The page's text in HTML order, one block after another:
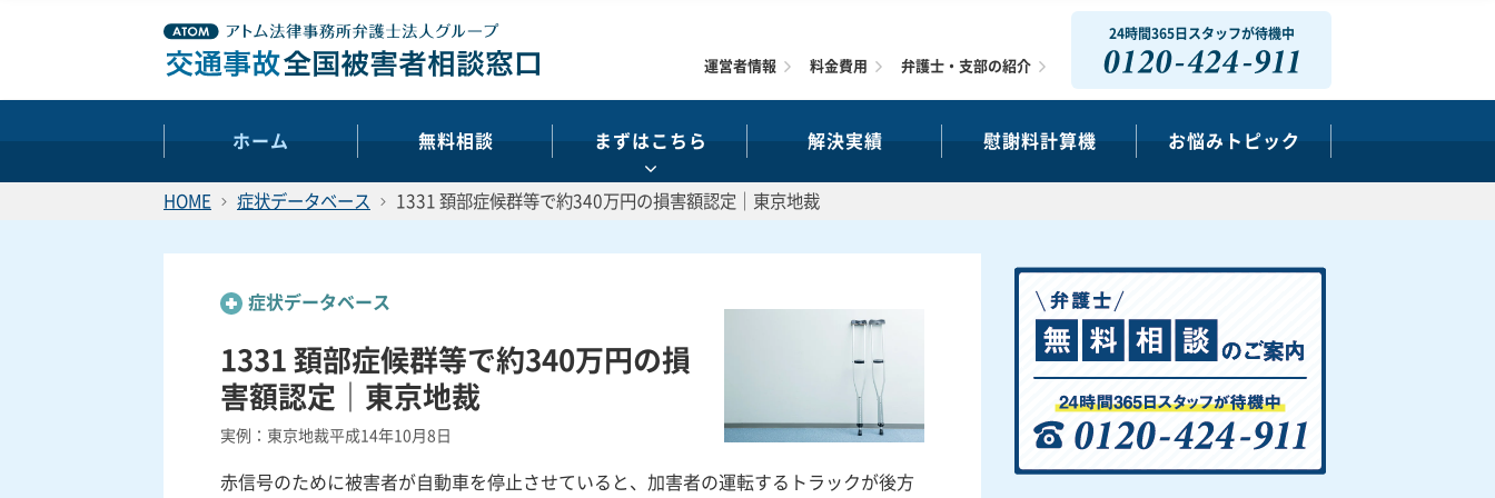
24時間365日スタッフが待機中
0120-424-911
ホーム 無料相談 まずはこちら 解決実績 慰謝料計算機 お悩みトピック
運営者情報 料金費用 弁護士・支部の紹介
HOME 症状データベース 1331 頚部症候群等で約340万円の損害額認定｜東京地裁
症状データベース
1331 頚部症候群等で約340万円の損
害額認定｜東京地裁
実例：東京地裁平成14年10月8日
赤信号のために被害者が自動車を停止させていると、加害者の運転するトラックが後方